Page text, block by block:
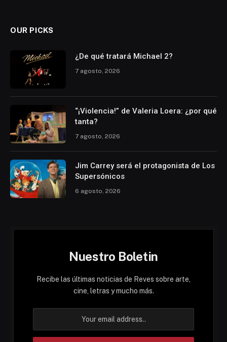
OUR PICKS
¿De qué tratará Michael 2?
7 agosto, 2026
“¡Violencia!” de Valeria Loera: ¿por qué
tanta?
7 agosto, 2026
Jim Carrey será el protagonista de Los
Supersónicos
6 agosto, 2026
Nuestro Boletin
Recibe las últimas noticias de Reves sobre arte,
cine, letras y mucho más.